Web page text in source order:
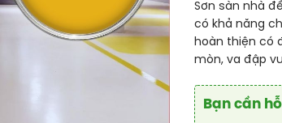
Sơn sàn nhà để
có khả năng
hoàn thiện có
mòn, va đập
Bạn cần